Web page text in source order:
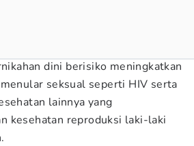
dini berisiko meningkatkan
seksual seperti HIV serta
lainnya yang
kesehatan reproduksi laki-laki